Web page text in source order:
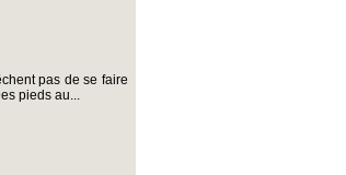
pas de se faire
pieds au...